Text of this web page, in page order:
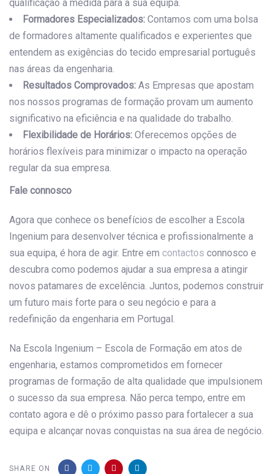
qualificação à medida para a sua equipa.
Formadores Especializados: Contamos com uma bolsa
de formadores altamente qualificados e experientes que
entendem as exigências do tecido empresarial português
nas áreas da engenharia.
Resultados Comprovados: As Empresas que apostam
nos nossos programas de formação provam um aumento
significativo na eficiência e na qualidade do trabalho.
Flexibilidade de Horários: Oferecemos opções de
horários flexíveis para minimizar o impacto na operação
regular da sua empresa.
Fale connosco
Agora que conhece os benefícios de escolher a Escola
Ingenium para desenvolver técnica e profissionalmente a
sua equipa, é hora de agir. Entre em contactos connosco e
descubra como podemos ajudar a sua empresa a atingir
novos patamares de excelência. Juntos, podemos construir
um futuro mais forte para o seu negócio e para a
redefinição da engenharia em Portugal.
Na Escola Ingenium – Escola de Formação em atos de
engenharia, estamos comprometidos em fornecer
programas de formação de alta qualidade que impulsionem
o sucesso da sua empresa. Não perca tempo, entre em
contato agora e dê o próximo passo para fortalecer a sua
equipa e alcançar novas conquistas na sua área de negócio.
SHARE ON